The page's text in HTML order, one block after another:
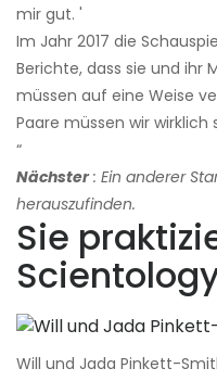
mir gut. '
Im Jahr 2017 die
Berichte, dass sie und ihr
müssen auf eine Weise
Paare müssen wir
“
Nächster : Ein anderer
herauszufinden.
Sie
Will und Jada Pinkett-